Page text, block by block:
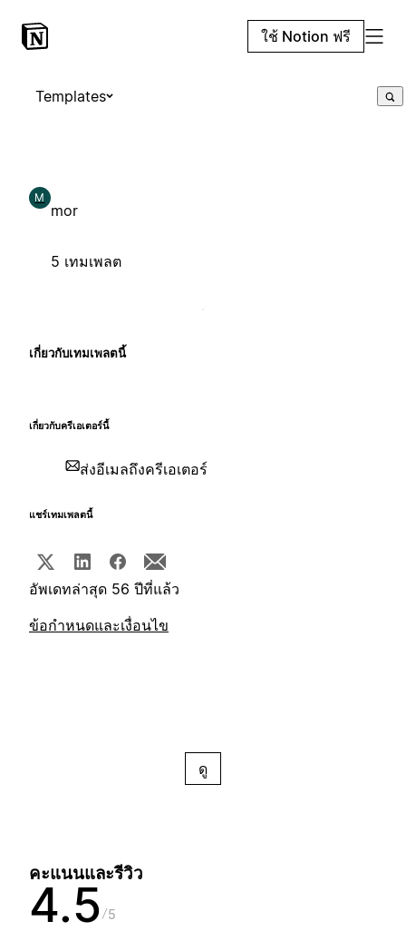
ใช้ Notion ฟรี
Templates
M
mor
5 เทมเพลต
เกี่ยวกับเทมเพลตนี้
เกี่ยวกับครีเอเตอร์นี้
ส่งอีเมลถึงครีเอเตอร์
แชร์เทมเพลตนี้
อัพเดทล่าสุด 56 ปีที่แล้ว
ข้อกำหนดและเงื่อนไข
ดู
คะแนนและรีวิว
4.5 5